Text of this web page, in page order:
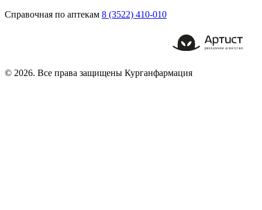
Справочная по аптекам 8 (3522) 410-010
© 2026. Все права защищены Курганфармация